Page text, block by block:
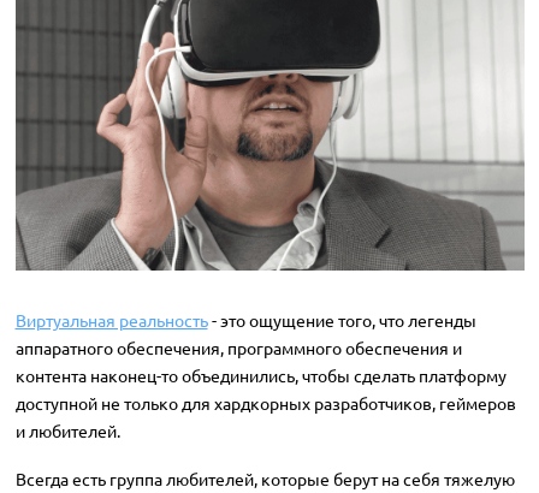
Виртуальная реальность- это ощущение того, что легенды
аппаратного обеспечения, программного обеспечения и
контента наконец-то объединились, чтобы сделать платформу
доступной не только для хардкорных разработчиков, геймеров
и любителей.
Всегда есть группа любителей, которые берут на себя тяжелую